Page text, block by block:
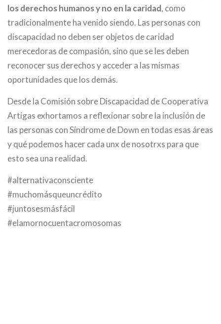
los derechos humanos y no en la caridad, como
tradicionalmente ha venido siendo. Las personas con
discapacidad no deben ser objetos de caridad
merecedoras de compasión, sino que se les deben
reconocer sus derechos y acceder a las mismas
oportunidades que los demás.
Desde la Comisión sobre Discapacidad de Cooperativa
Artigas exhortamos a reflexionar sobre la inclusión de
las personas con Síndrome de Down en todas esas áreas
y qué podemos hacer cada unx de nosotrxs para que
esto sea una realidad.
#alternativaconsciente
#muchomásqueuncrédito
#juntosesmásfácil
#elamornocuentacromosomas